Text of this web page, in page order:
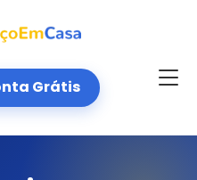
Grátis